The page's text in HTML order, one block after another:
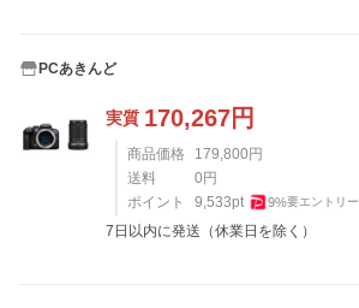
PCあきんど
実質 170,267円
商品価格 179,800円
送料
0円
ポイント
9,533pt 9%要エントリー
7日以内に発送（休業日を除く）